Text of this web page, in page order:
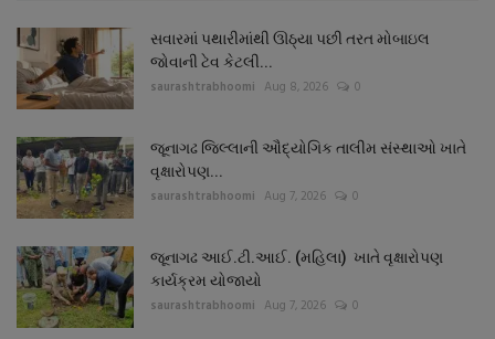
સ્વાસ્થ્ય
સવારમાં પથારીમાંથી ઊઠ્યા પછી તરત મોબાઇલ
જોવાની ટેવ કેટલી...
saurashtrabhoomi Aug 8, 2026 0
જૂનાગઢ જિલ્લાની ઔદ્યોગિક તાલીમ સંસ્થાઓ ખાતે
વૃક્ષારોપણ...
saurashtrabhoomi Aug 7, 2026 0
જૂનાગઢ આઈ.ટી.આઈ. (મહિલા) ખાતે વૃક્ષારોપણ
કાર્યક્રમ યોજાયો
saurashtrabhoomi Aug 7, 2026 0